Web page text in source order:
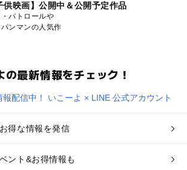
供映画】公開中＆公開予定作品
パトロールや
パンマンの人気作
最新情報をチェック！
得な情報を発信
ント&お得情報も